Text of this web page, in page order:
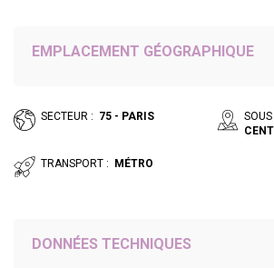
EMPLACEMENT GÉOGRAPHIQUE
SECTEUR : 75 - PARIS
TRANSPORT : MÉTRO
DONNÉES TECHNIQUES